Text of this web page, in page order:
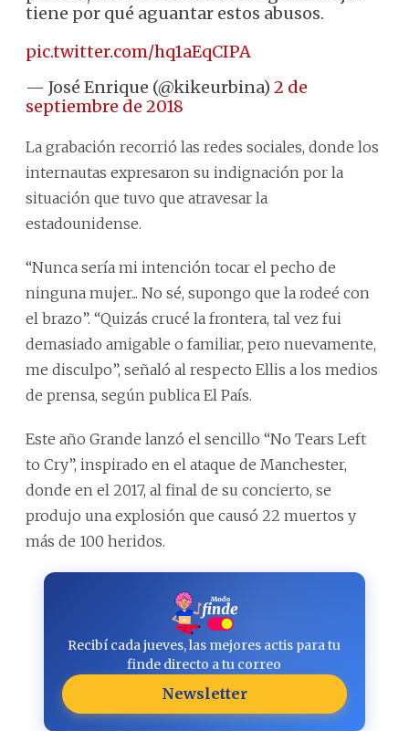
tiene por qué aguantar estos abusos.
pic.twitter.com/hq1aEqCIPA
— José Enrique (@kikeurbina) 2 de
septiembre de 2018
La grabación recorrió las redes sociales, donde los
internautas expresaron su indignación por la
situación que tuvo que atravesar la
estadounidense.
“Nunca sería mi intención tocar el pecho de
ninguna mujer... No sé, supongo que la rodeé con
el brazo”. “Quizás crucé la frontera, tal vez fui
demasiado amigable o familiar, pero nuevamente,
me disculpo”, señaló al respecto Ellis a los medios
de prensa, según publica El País.
Este año Grande lanzó el sencillo “No Tears Left
to Cry”, inspirado en el ataque de Manchester,
donde en el 2017, al final de su concierto, se
produjo una explosión que causó 22 muertos y
más de 100 heridos.
Recibí cada jueves, las mejores actis para tu
finde directo a tu correo
Newsletter